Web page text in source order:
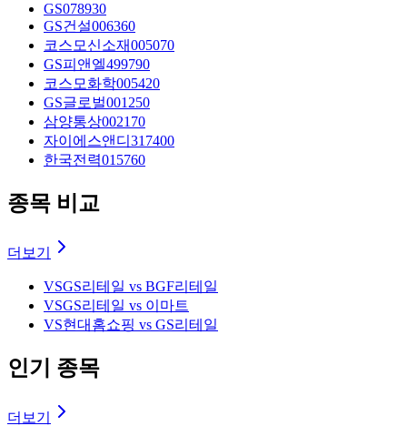
GS078930
GS건설006360
코스모신소재005070
GS피앤엘499790
코스모화학005420
GS글로벌001250
삼양통상002170
자이에스앤디 317400
한국전력015760
종목 비교
더보기
VSGS리테일 vs BGF리테일
VSGS리테일 vs 이마트
VS현대홈쇼핑 vs GS리테일
인기 종목
더보기